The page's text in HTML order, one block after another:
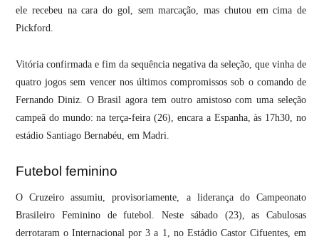
ele recebeu na cara do gol, sem marcação, mas chutou em cima de
Pickford.
Vitória confirmada e fim da sequência negativa da seleção, que vinha de
quatro jogos sem vencer nos últimos compromissos sob o comando de
Fernando Diniz. O Brasil agora tem outro amistoso com uma seleção
campeã do mundo: na terça-feira (26), encara a Espanha, às 17h30, no
estádio Santiago Bernabéu, em Madri.
Futebol feminino
O Cruzeiro assumiu, provisoriamente, a liderança do Campeonato
Brasileiro Feminino de futebol. Neste sábado (23), as Cabulosas
derrotaram o Internacional por 3 a 1, no Estádio Castor Cifuentes, em